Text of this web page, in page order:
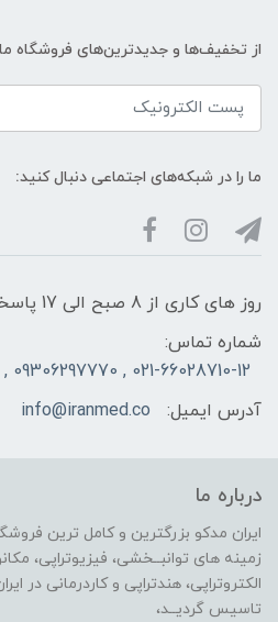
از تخفیف‌ها و جدیدترین‌های فروشگاه
ما را در شبکه‌های اجتماعی دنبال کنید:
روز های کاری از 8 صبح الی 17 پاسخگوی شما هستیم
شماره تماس:
021-66028710-12 , 09306297770 , 09104948010
آدرس ایمیل:
info@iranmed.co
درباره ما
ایران مدکو بزرگترین و کامل ترین
زمینه های توانبــخشی، فیزیوتراپی،
تاسیس گردیــد،